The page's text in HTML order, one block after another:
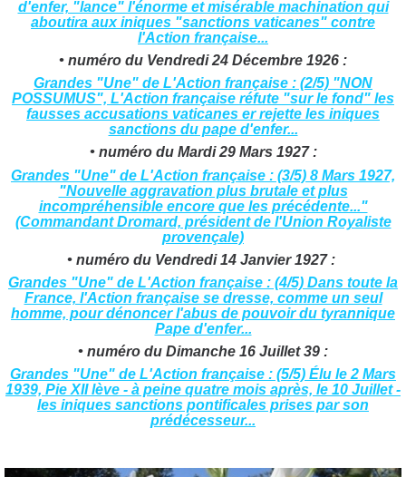
d'enfer, "lance" l'énorme et misérable machination qui
aboutira aux iniques "sanctions vaticanes" contre
l'Action française...
• numéro du Vendredi 24 Décembre 1926 :
Grandes "Une" de L'Action française : (2/5) "NON
POSSUMUS", L'Action française réfute "sur le fond" les
fausses accusations vaticanes er rejette les iniques
sanctions du pape d'enfer...
• numéro du Mardi 29 Mars 1927 :
Grandes "Une" de L'Action française : (3/5) 8 Mars 1927,
"Nouvelle aggravation plus brutale et plus
incompréhensible encore que les précédente..."
(Commandant Dromard, président de l'Union Royaliste
provençale)
• numéro du Vendredi 14 Janvier 1927 :
Grandes "Une" de L'Action française : (4/5) Dans toute la
France, l'Action française se dresse, comme un seul
homme, pour dénoncer l'abus de pouvoir du tyrannique
Pape d'enfer...
• numéro du Dimanche 16 Juillet 39 :
Grandes "Une" de L'Action française : (5/5) Élu le 2 Mars
1939, Pie XII lève - à peine quatre mois après, le 10 Juillet -
les iniques sanctions pontificales prises par son
prédécesseur...